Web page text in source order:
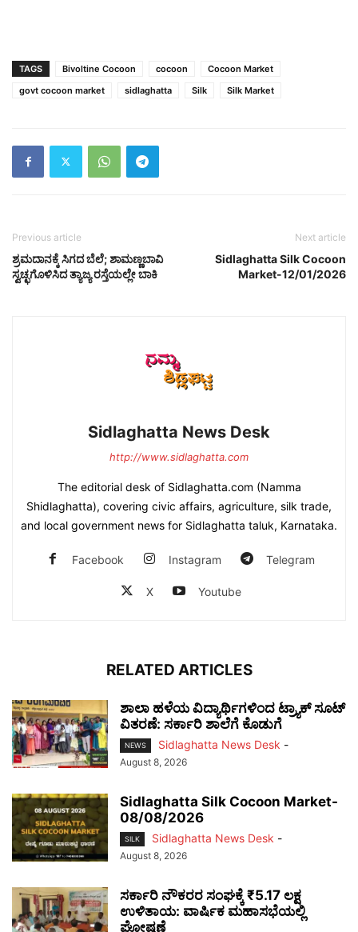
TAGS Bivoltine Cocoon cocoon
Cocoon Market
govt cocoon market
sidlaghatta Silk Silk Market
Previous article
ಶ್ರಮದಾನಕ್ಕೆ ಸಿಗದ ಬೆಲೆ; ಶಾಮಣ್ಣಬಾವಿ
ಸ್ವಚ್ಛಗೊಳಿಸಿದ ತ್ಯಾಜ್ಯ ರಸ್ತೆಯಲ್ಲೇ ಬಾಕಿ
Next article
Sidlaghatta Silk Cocoon
Market-12/01/2026
Sidlaghatta News Desk
http://www.sidlaghatta.com
The editorial desk of Sidlaghatta.com (Namma
Shidlaghatta), covering civic affairs, agriculture, silk trade,
and local government news for Sidlaghatta taluk, Karnataka.
Facebook Instagram Telegram
X Youtube
RELATED ARTICLES
ಶಾಲಾ ಹಳೆಯ ವಿದ್ಯಾರ್ಥಿಗಳಿಂದ ಟ್ರ್ಯಾಕ್‌ ಸೂಟ್
ವಿತರಣೆ: ಸರ್ಕಾರಿ ಶಾಲೆಗೆ ಕೊಡುಗೆ
NEWS Sidlaghatta News Desk -
August 8, 2026
Sidlaghatta Silk Cocoon Market-
08/08/2026
SILK Sidlaghatta News Desk -
August 8, 2026
ಸರ್ಕಾರಿ ನೌಕರರ ಸಂಘಕ್ಕೆ ₹5.17 ಲಕ್ಷ
ಉಳಿತಾಯ: ವಾರ್ಷಿಕ ಮಹಾಸಭೆಯಲ್ಲಿ
ಘೋಷಣೆ